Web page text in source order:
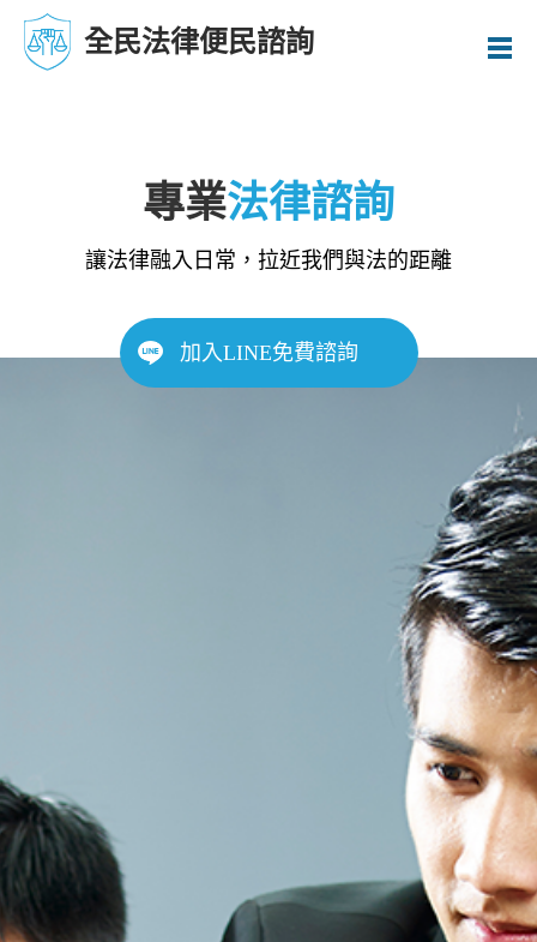
全民法律便民諮詢
專業法律諮詢
讓法律融入日常，拉近我們與法的距離
加入LINE免費諮詢